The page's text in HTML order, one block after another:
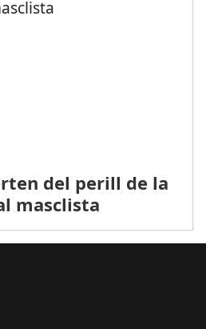
del perill de la
masclista